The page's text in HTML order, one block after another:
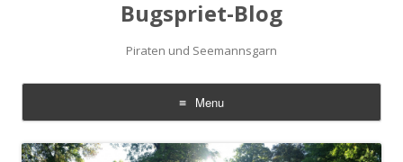
Bugspriet-Blog
Piraten und Seemannsgarn
Menu
Skip
to
content